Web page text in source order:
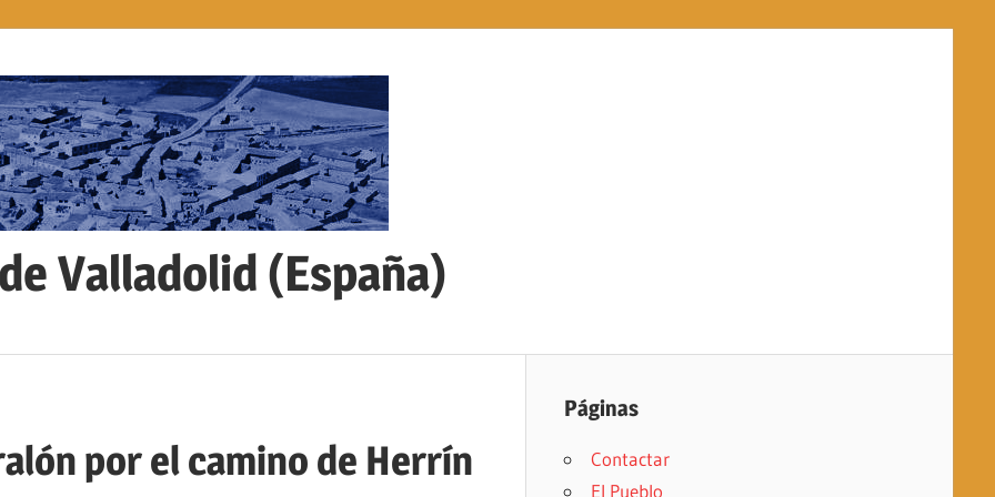
Valladolid (España)
por el camino de Herrín
Páginas
Contactar
El Pueblo